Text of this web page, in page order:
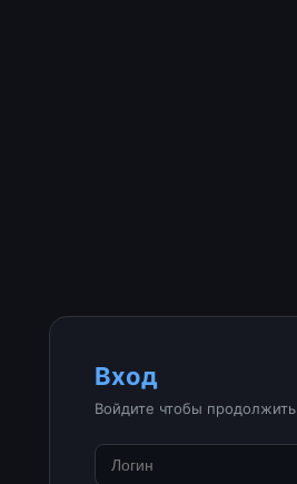
Вход
Войдите чтобы продолжить